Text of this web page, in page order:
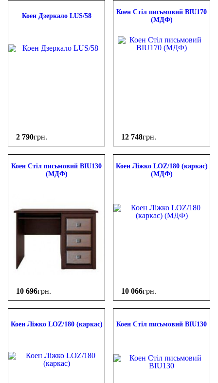
Коен Дзеркало LUS/58
2 790грн.
Коен Стіл письмовий BIU170
(МДФ)
12 748грн.
Коен Стіл письмовий BIU130
(МДФ)
10 696грн.
Коен Ліжко LOZ/180 (каркас)
(МДФ)
10 066грн.
Коен Ліжко LOZ/180 (каркас) Коен Стіл письмовий BIU130